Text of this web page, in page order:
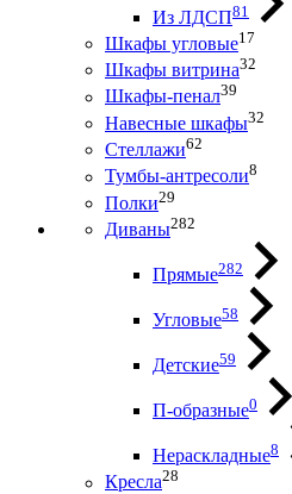
Из ЛДСП81
Шкафы угловые17
Шкафы витрина32
Шкафы-пенал39
Навесные шкафы32
Стеллажи62
Тумбы-антресоли8
Полки29
Диваны282
Прямые282
Угловые58
Детские59
П-образные0
Нераскладные8
Кресла28